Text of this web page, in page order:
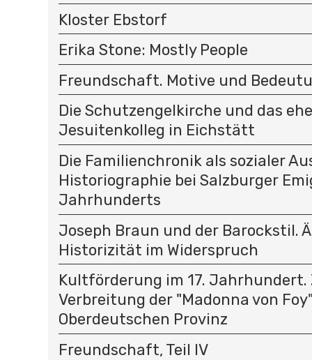
Kloster Ebstorf
Erika Stone: Mostly People
Freundschaft. Motive und
Die Schutzengelkirche und das
Jesuitenkolleg in Eichstätt
Die Familienchronik als sozialer
Historiographie bei Salzburger
Jahrhunderts
Joseph Braun und der Barockstil.
Historizität im Widerspruch
Kultförderung im 17. Jahrhundert.
Verbreitung der "Madonna von
Oberdeutschen Provinz
Freundschaft, Teil IV